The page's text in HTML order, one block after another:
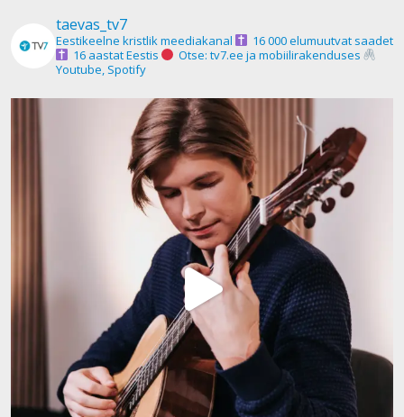
taevas_tv7
Eestikeelne kristlik meediakanal
16 000 elumuutvat saadet
16 aastat Eestis
Otse: tv7.ee ja mobiilirakenduses
Youtube, Spotify